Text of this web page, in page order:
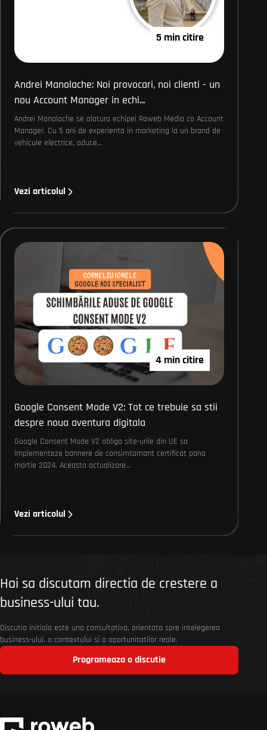
5 min citire
Andrei Manolache: Noi provocari, noi clienti - un
nou Account Manager in echi...
Andrei Manolache se alatura echipei Roweb Media ca Account
Manager. Cu 5 ani de experienta in marketing la un brand de
vehicule electrice, aduce…
Vezi articolul
4 min citire
Google Consent Mode V2: Tot ce trebuie sa stii
despre noua aventura digitala
Google Consent Mode V2 obliga site-urile din UE sa
implementeze bannere de consimtamant certificat pana
martie 2024. Aceasta actualizare…
Vezi articolul
Hai sa discutam directia de crestere a
business-ului tau.
Discutia initiala este una consultativa, orientata spre intelegerea
business-ului, a contextului si a oportunitatilor reale.
Programeaza o discutie